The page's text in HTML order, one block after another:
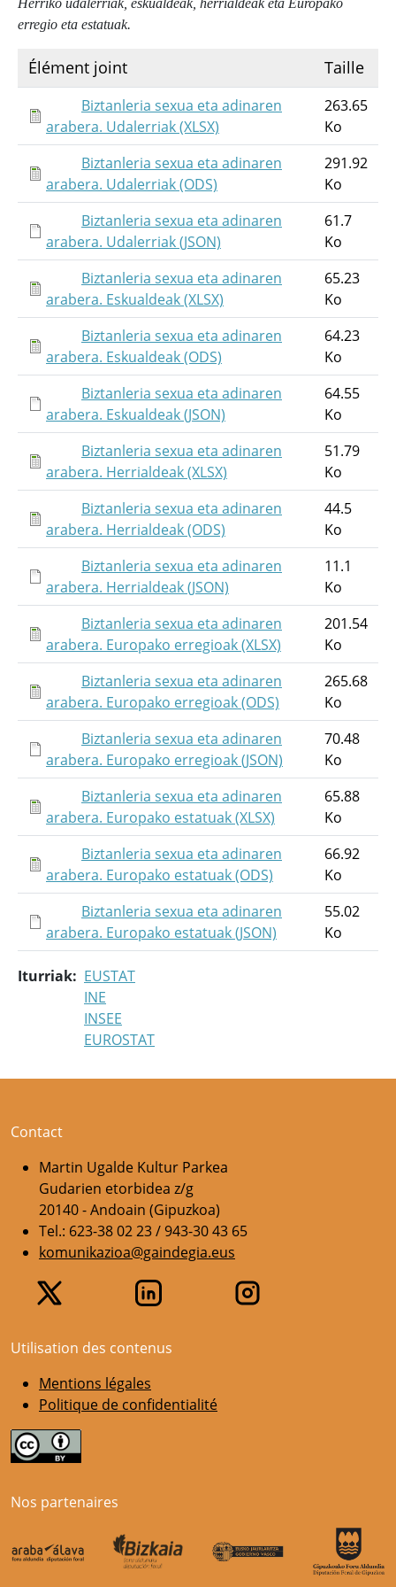
Herriko udalerriak, eskualdeak, herrialdeak eta Europako
erregio eta estatuak.
Élément joint Taille
Biztanleria sexua eta adinaren
arabera. Udalerriak (XLSX)
263.65
Ko
Biztanleria sexua eta adinaren
arabera. Udalerriak (ODS)
291.92
Ko
Biztanleria sexua eta adinaren
arabera. Udalerriak (JSON)
61.7
Ko
Biztanleria sexua eta adinaren
arabera. Eskualdeak (XLSX)
65.23
Ko
Biztanleria sexua eta adinaren
arabera. Eskualdeak (ODS)
64.23
Ko
Biztanleria sexua eta adinaren
arabera. Eskualdeak (JSON)
64.55
Ko
Biztanleria sexua eta adinaren
arabera. Herrialdeak (XLSX)
51.79
Ko
Biztanleria sexua eta adinaren
arabera. Herrialdeak (ODS)
44.5
Ko
Biztanleria sexua eta adinaren
arabera. Herrialdeak (JSON)
11.1
Ko
Biztanleria sexua eta adinaren
arabera. Europako erregioak (XLSX)
201.54
Ko
Biztanleria sexua eta adinaren
arabera. Europako erregioak (ODS)
265.68
Ko
Biztanleria sexua eta adinaren
arabera. Europako erregioak (JSON)
70.48
Ko
Biztanleria sexua eta adinaren
arabera. Europako estatuak (XLSX)
65.88
Ko
Biztanleria sexua eta adinaren
arabera. Europako estatuak (ODS)
66.92
Ko
Biztanleria sexua eta adinaren
arabera. Europako estatuak (JSON)
55.02
Ko
Iturriak
EUSTAT
INE
INSEE
EUROSTAT
Contact
Martin Ugalde Kultur Parkea
Gudarien etorbidea z/g
20140 - Andoain (Gipuzkoa)
Tel.: 623-38 02 23 / 943-30 43 65
komunikazioa@gaindegia.eus
Utilisation des contenus
Mentions légales
Politique de confidentialité
Nos partenaires